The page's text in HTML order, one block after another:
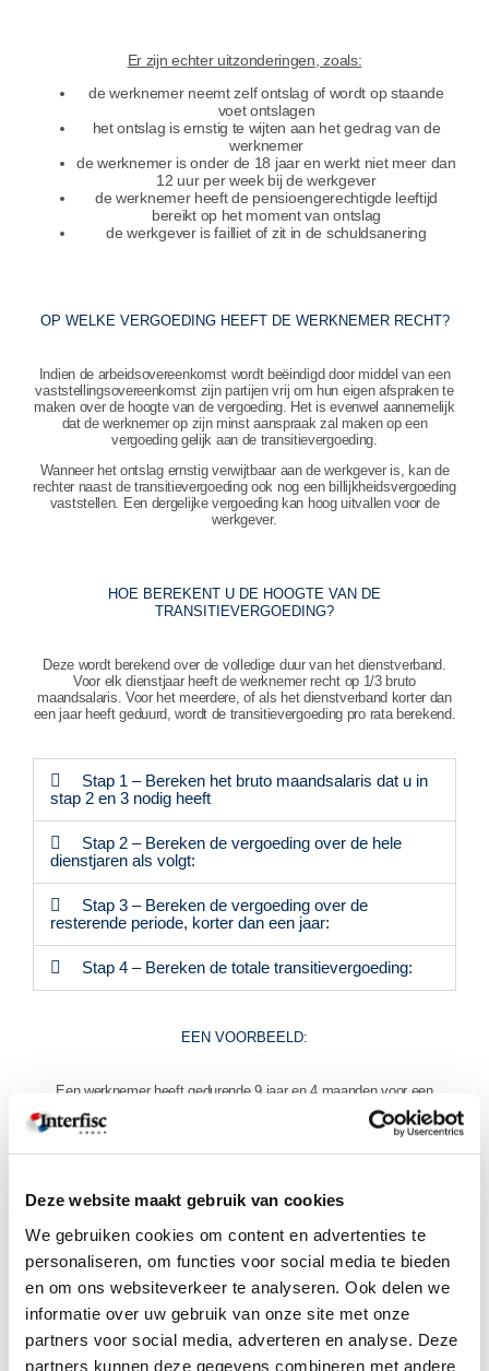
Deze website maakt gebruik van cookies
We gebruiken cookies om content en advertenties te
personaliseren, om functies voor social media te bieden
en om ons websiteverkeer te analyseren. Ook delen we
informatie over uw gebruik van onze site met onze
partners voor social media, adverteren en analyse. Deze
partners kunnen deze gegevens combineren met andere
Er zijn echter uitzonderingen, zoals:
de werknemer neemt zelf ontslag of wordt op staande
voet ontslagen
het ontslag is ernstig te wijten aan het gedrag van de
werknemer
de werknemer is onder de 18 jaar en werkt niet meer dan
12 uur per week bij de werkgever
de werknemer heeft de pensioengerechtigde leeftijd
bereikt op het moment van ontslag
de werkgever is failliet of zit in de schuldsanering
OP WELKE VERGOEDING HEEFT DE WERKNEMER RECHT?
Indien de arbeidsovereenkomst wordt beëindigd door middel van een
vaststellingsovereenkomst zijn partijen vrij om hun eigen afspraken te
maken over de hoogte van de vergoeding. Het is evenwel aannemelijk
dat de werknemer op zijn minst aanspraak zal maken op een
vergoeding gelijk aan de transitievergoeding.
Wanneer het ontslag ernstig verwijtbaar aan de werkgever is, kan de
rechter naast de transitievergoeding ook nog een billijkheidsvergoeding
vaststellen. Een dergelijke vergoeding kan hoog uitvallen voor de
werkgever.
HOE BEREKENT U DE HOOGTE VAN DE
TRANSITIEVERGOEDING?
Deze wordt berekend over de volledige duur van het dienstverband.
Voor elk dienstjaar heeft de werknemer recht op 1/3 bruto
maandsalaris. Voor het meerdere, of als het dienstverband korter dan
een jaar heeft geduurd, wordt de transitievergoeding pro rata berekend.
Stap 1 – Bereken het bruto maandsalaris dat u in
stap 2 en 3 nodig heeft
Stap 2 – Bereken de vergoeding over de hele
dienstjaren als volgt:
Stap 3 – Bereken de vergoeding over de
resterende periode, korter dan een jaar:
Stap 4 – Bereken de totale transitievergoeding:
EEN VOORBEELD:
Een werknemer heeft gedurende 9 jaar en 4 maanden voor een
werkgever gewerkt en verdient € 3.000 bruto per maand.
€ 3.000 bruto per maand (dit is dus inclusief alle loonemolumenten
Stap 2 – Bereken de vergoeding over de 9 hele dienstjaren:
Stap 3 – Bereken de vergoeding over de resterende 4 maanden:
Formule = (bruto salaris over de gehele gewerkte periode/bruto
maandsalaris) x (1/3 bruto maandsalaris/12)
Uitwerking van dit voorbeeld deel 1:
Bruto salaris over de gehele gewerkte periode = € 12.000